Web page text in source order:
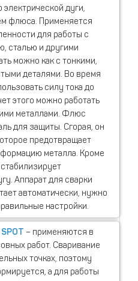
дуги,
флюса. Применяется
для работы с
сталью и другими
можно как с тонкими,
деталями. Во время
силу тока до
этого можно работать
металлами. Флюс
для защиты. Сгорая, он
предотвращает
металла. Кроме
Аппарат для сварки
автоматически, нужно
настройки.
– применяются в
работ. Сваривание
точках, поэтому
а для работы